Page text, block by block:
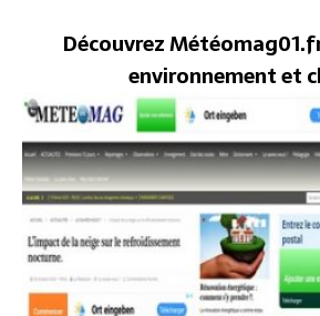
Découvrez
environnement et